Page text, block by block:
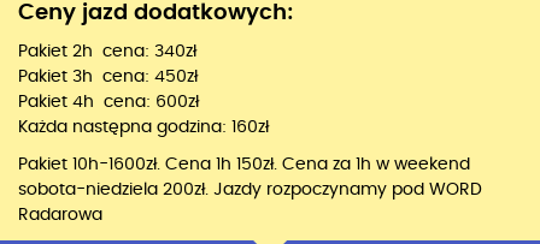
Ceny jazd dodatkowych:
Pakiet 2h cena: 340zł
Pakiet 3h cena: 450zł
Pakiet 4h cena: 600zł
Każda następna godzina: 160zł
Pakiet 10h-1600zł. Cena 1h 150zł. Cena za 1h w weekend
sobota-niedziela 200zł. Jazdy rozpoczynamy pod WORD
Radarowa